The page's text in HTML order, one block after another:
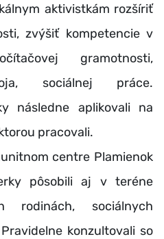
aktivistkám rozšíriť
zvýšiť kompetencie v
gramotnosti,
sociálnej práce.
následne aplikovali na
pracovali.
centre Plamienok
pôsobili aj v teréne
rodinách, sociálnych
konzultovali so